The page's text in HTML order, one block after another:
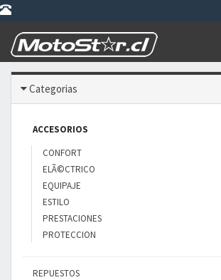
Categorias
ACCESORIOS
CONFORT
ELÃ©CTRICO
EQUIPAJE
ESTILO
PRESTACIONES
PROTECCION
REPUESTOS